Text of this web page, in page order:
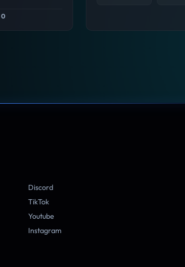
0
Discord
TikTok
Youtube
Instagram